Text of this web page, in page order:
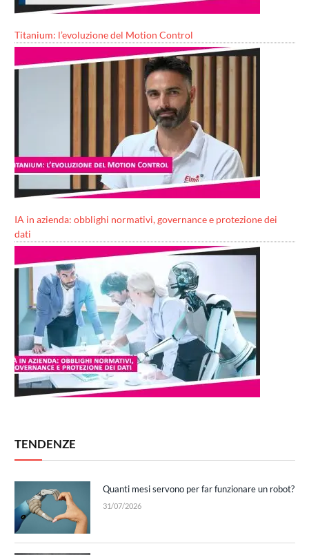
Titanium: l’evoluzione del Motion Control
IA in azienda: obblighi normativi, governance e protezione dei
dati
TENDENZE
Quanti mesi servono per far funzionare un robot?
31/07/2026